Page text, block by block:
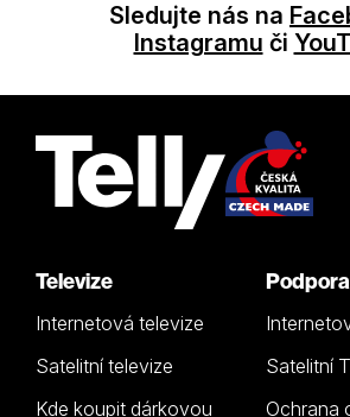
Sledujte nás na
Instagramu či
Televize
Internetová televize
Satelitní televize
Kde koupit dárkovou
Podpora
Satelitní
Ochrana